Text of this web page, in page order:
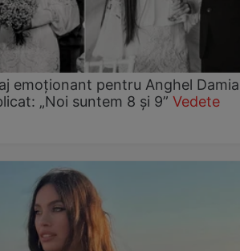
emoționant pentru Anghel
„Noi suntem 8 și 9” Vedete